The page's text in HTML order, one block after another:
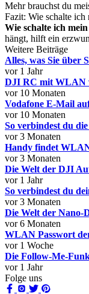
Mehr brauchst du
Fazit: Wie schalte ich
Wie schalte ich
hängt, hilft ein
Weitere Beiträge
Alles, was Sie über
vor 1 Jahr
DJI RC mit WLAN
vor 10 Monaten
Vodafone E‑Mail
vor 10 Monaten
So verbindest du
vor 3 Monaten
Handy findet
vor 3 Monaten
Die Welt der DJI
vor 1 Jahr
So verbindest du
vor 3 Monaten
Die Welt der Nano-
vor 6 Monaten
WLAN Passwort
vor 1 Woche
Die Follow-Me-
vor 1 Jahr
Folge uns